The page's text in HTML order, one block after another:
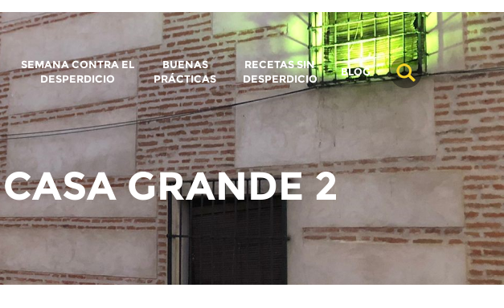
SEMANA CONTRA EL
DESPERDICIO
BUENAS
PRÁCTICAS
RECETAS SIN
DESPERDICIO
BLOG
GRANDE 2